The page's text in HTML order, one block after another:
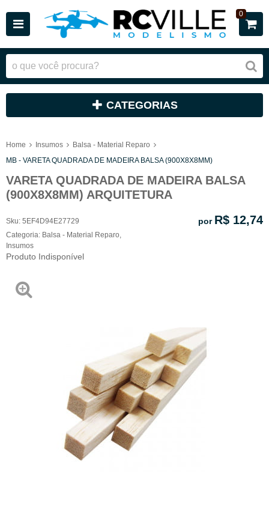
0
CATEGORIAS
Home Insumos
Balsa - Material Reparo
MB - VARETA QUADRADA DE MADEIRA BALSA (900X8X8MM)
VARETA QUADRADA DE MADEIRA BALSA
(900X8X8MM) ARQUITETURA
Sku: 5EF4D94E27729
Categoria: Balsa - Material Reparo
Insumos
Produto Indisponível
por R$ 12,74